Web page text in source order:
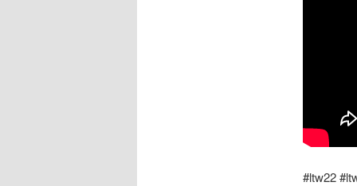
#ltw22